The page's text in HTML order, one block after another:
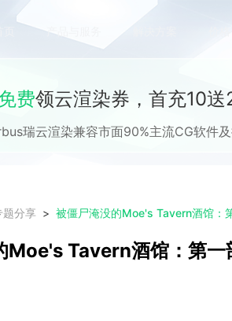
产品与服务
费领云渲染券，首充10
瑞云渲染兼容市面90%主流CG软件
题分享 被僵尸淹没的Moe's Tavern酒馆：
Moe's Tavern酒馆：第一